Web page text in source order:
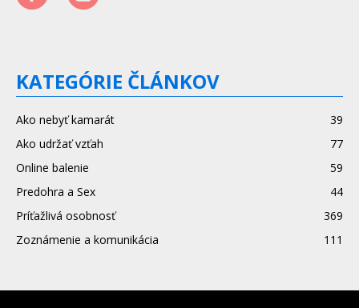
KATEGÓRIE ČLÁNKOV
Ako nebyť kamarát
39
Ako udržať vzťah
77
Online balenie
59
Predohra a Sex
44
Príťažlivá osobnosť
369
Zoznámenie a komunikácia
111